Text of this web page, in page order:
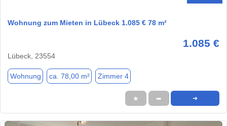
Wohnung zum Mieten in Lübeck 1.085 € 78 m²
1.085 €
Lübeck, 23554
Wohnung ca. 78,00 m² Zimmer 4
★ ➦ ➜